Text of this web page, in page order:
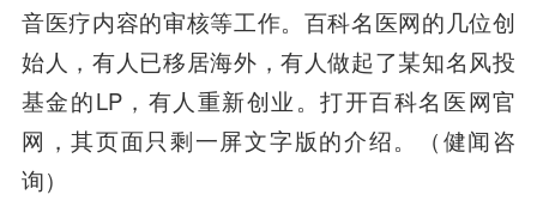
音医疗内容的审核等工作。百科名医网的几位创
始人，有人已移居海外，有人做起了某知名风投
基金的LP，有人重新创业。打开百科名医网官
网，其页面只剩一屏文字版的介绍。（健闻咨
询）